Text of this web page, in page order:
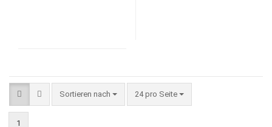
Sortieren nach
Sortieren nach 24 pro Seite
pro Seite
1